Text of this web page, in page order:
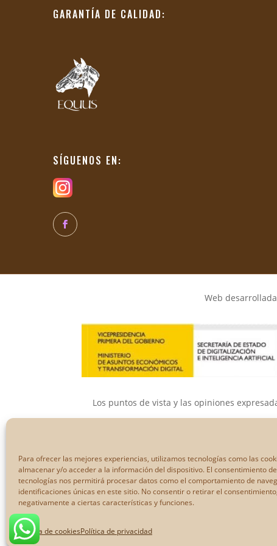
Para ofrecer las mejores experiencias, utilizamos tecnologías como las
almacenar y/o acceder a la información del dispositivo. El consentimiento
tecnologías nos permitirá procesar datos como el comportamiento de
identificaciones únicas en este sitio. No consentir o retirar el
negativamente a ciertas características y funciones.
Política de cookiesPolítica de privacidad
GARANTÍA DE CALIDAD:
SÍGUENOS EN:
Web
Los puntos de vista y las opiniones
Ni la Unión